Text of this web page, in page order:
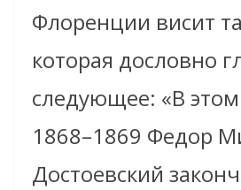
Флоренции висит
которая дословно
следующее: «В
1868–1869 Федор
Достоевский